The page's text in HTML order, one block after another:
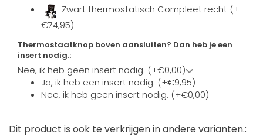
Zwart thermostatisch Compleet recht (+
€74,95)
Thermostaatknop boven aansluiten? Dan heb je een
insert nodig.:
Nee, ik heb geen insert nodig. (+€0,00)
Ja, ik heb een insert nodig. (+€9,95)
Nee, ik heb geen insert nodig. (+€0,00)
Dit product is ook te verkrijgen in andere varianten.: